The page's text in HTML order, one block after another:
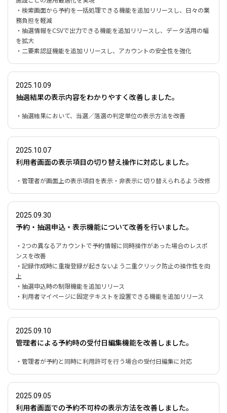
・検索画面から予約を一括処理できる機能を追加リリースし、日々の業
務負担を軽減
・抽選情報をCSVで出力できる機能を追加リリースし、データ活用の幅
を拡大
・二要素認証機能を追加リリースし、アカウントの安全性を強化
2025.10.09
抽選結果の表示内容をわかりやすく改善しました。
・抽選結果において、当選／落選の判定単位の表示方法を改善
2025.10.07
利用者画面の表示項目の切り替え操作に対応しました。
・管理者が画面上の表示項目を表示・非表示に切り替えられるよう改修
2025.09.30
予約・抽選申込・表示機能について改善を行いました。
・2つの異なるアカウントで予約情報に同時操作があった場合のレスポ
ンスを改善
・記録作成時に重複登録が起きないよう二重クリック防止の操作性を向
上
・抽選申込時の制限機能を追加リリース
・利用者マイページに固定テキストを設置できる機能を追加リリース
2025.09.10
管理者による予約時の受付日編集機能を改善しました。
・管理者が予約と同時に利用許可を行う場合の受付日編集に対応
2025.09.05
利用者画面での予約不可枠の表示方法を改善しました。